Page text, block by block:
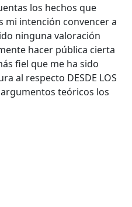
los hechos que
mi intención convencer a
ninguna valoración
hacer pública cierta
fiel que me ha sido
al respecto DESDE LOS
argumentos teóricos los